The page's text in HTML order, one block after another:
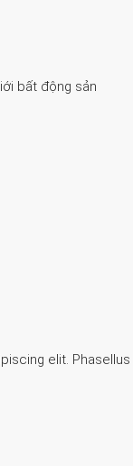
bất động sản
elit. Phasellus